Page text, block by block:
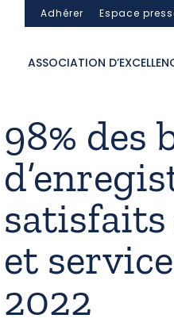
Adhérer Espace
ASSOCIATION
98% des
et
2022